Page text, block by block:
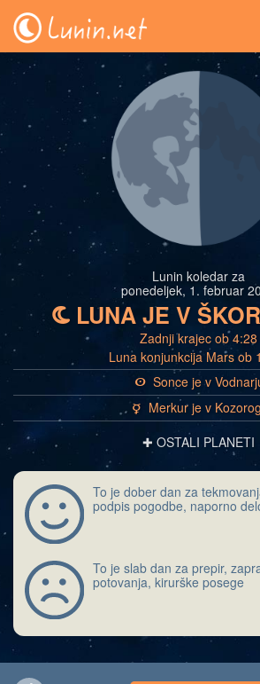
Lunin koledar za
ponedeljek, 1. februar
b LUNA JE V
Zadnji krajec ob 4:28
Luna konjunkcija Mars ob
a Sonce je v
c Merkur je v
✚ OSTALI PLANETI
To je dober dan za
podpis pogodbe, naporno
To je slab dan za prepir,
potovanja, kirurške posege